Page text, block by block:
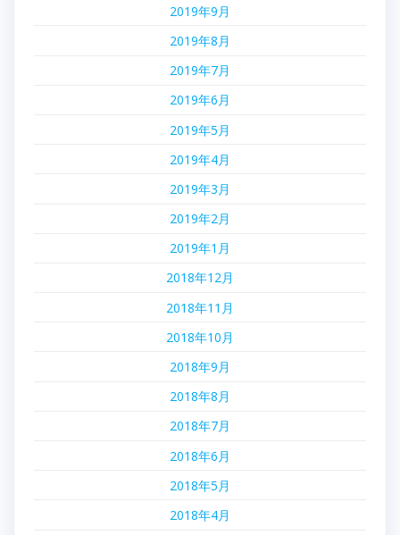
2019年9月
2019年8月
2019年7月
2019年6月
2019年5月
2019年4月
2019年3月
2019年2月
2019年1月
2018年12月
2018年11月
2018年10月
2018年9月
2018年8月
2018年7月
2018年6月
2018年5月
2018年4月